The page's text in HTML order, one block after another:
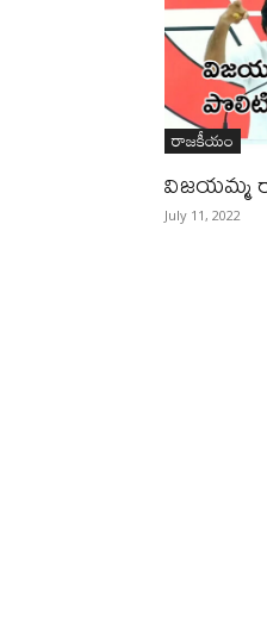
రాజకీయం
విజయమ్మ
July 11, 2022